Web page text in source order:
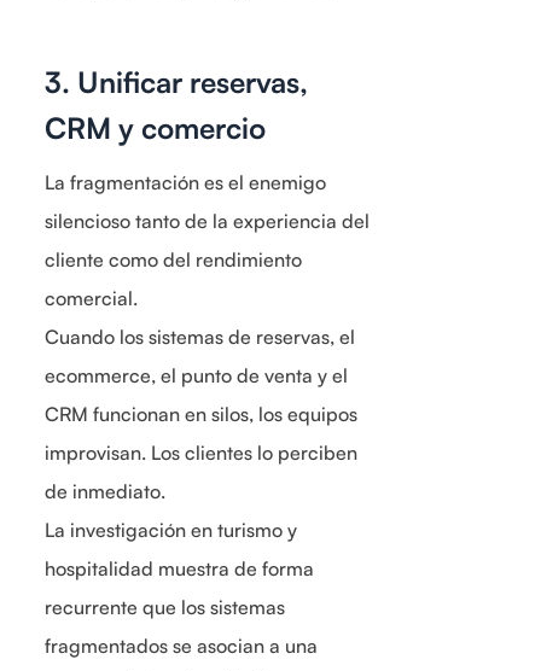
3. Unificar reservas,
CRM y comercio
La fragmentación es el enemigo
silencioso tanto de la experiencia del
cliente como del rendimiento
comercial.
Cuando los sistemas de reservas, el
ecommerce, el punto de venta y el
CRM funcionan en silos, los equipos
improvisan. Los clientes lo perciben
de inmediato.
La investigación en turismo y
hospitalidad muestra de forma
recurrente que los sistemas
fragmentados se asocian a una